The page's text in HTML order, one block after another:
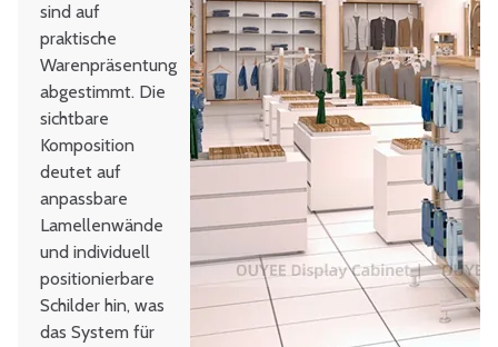
sind auf
praktische
Warenpräsentung
abgestimmt. Die
sichtbare
Komposition
deutet auf
anpassbare
Lamellenwände
und individuell
positionierbare
Schilder hin, was
das System für